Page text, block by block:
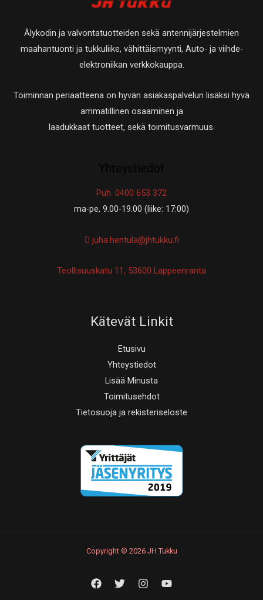
Älykodin ja valvontatuotteiden sekä antennijärjestelmien
maahantuonti ja tukkuliike, vähittäismyynti, Auto- ja viihde-
elektroniikan verkkokauppa.
Toiminnan periaatteena on hyvän asiakaspalvelun lisäksi hyvä
ammatillinen osaaminen ja
laadukkaat tuotteet, sekä toimitusvarmuus.
Puh. 0400 653 372
ma-pe, 9.00-19.00 (liike: 17:00)
juha.hentula@jhtukku.fi
Teollisuuskatu 11, 53600 Lappeenranta
Kätevät Linkit
Etusivu
Yhteystiedot
Lisää Minusta
Toimitusehdot
Tietosuoja ja rekisteriseloste
Copyright © 2026 JH Tukku